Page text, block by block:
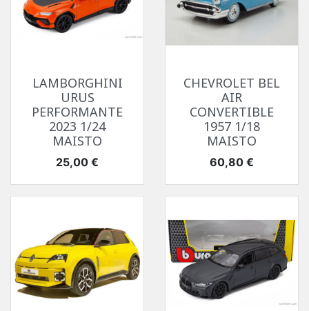
LAMBORGHINI
URUS
PERFORMANTE
2023 1/24
MAISTO
Prix
25,00 €
CHEVROLET BEL
AIR
CONVERTIBLE
1957 1/18
MAISTO
Prix
60,80 €